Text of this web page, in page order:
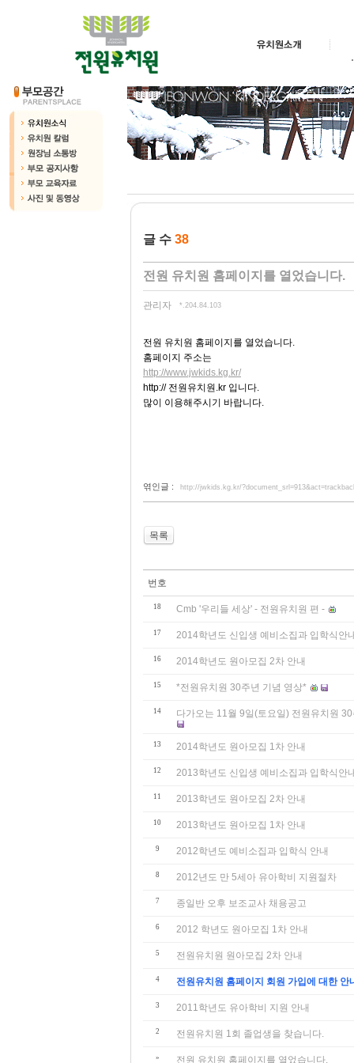
글 수 38
전원 유치원 홈페이지를 열었습니다.
관리자 *.204.84.103
전원 유치원 홈페이지를 열었습니다.
홈페이지 주소는
http://www.jwkids.kg.kr/
http:// 전원유치원.kr 입니다.
많이 이용해주시기 바랍니다.
엮인글 : http://jwkids.kg.kr/
목록
번호
18 Cmb '우리들 세상' - 전원유치원 편 -
17 2014학년도 신입생 예비소집과 입학식안
16 2014학년도 원아모집 2차 안내
15 *전원유치원 30주년 기념 영상*
14 다가오는 11월 9일(토요일) 전원유치원
13 2014학년도 원아모집 1차 안내
12 2013학년도 신입생 예비소집과 입학식안
11 2013학년도 원아모집 2차 안내
10 2013학년도 원아모집 1차 안내
9 2012학년도 예비소집과 입학식 안내
8 2012년도 만 5세아 유아학비 지원절차
7 종일반 오후 보조교사 채용공고
6 2012 학년도 원아모집 1차 안내
5 전원유치원 원아모집 2차 안내
4 전원유치원 홈페이지 회원 가입에 대한 안
3 2011학년도 유아학비 지원 안내
2 전원유치원 1회 졸업생을 찾습니다.
» 전원 유치원 홈페이지를 열었습니다.